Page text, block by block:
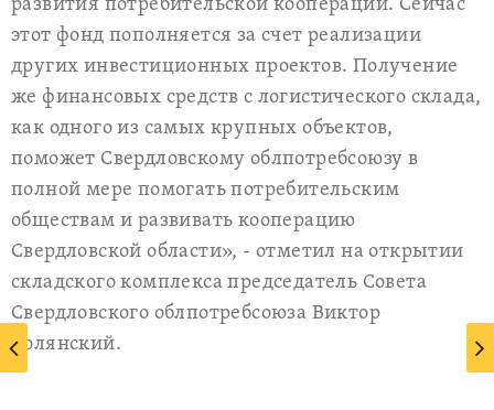
этот фонд пополняется за счет реализации
других инвестиционных проектов. Получение
же финансовых средств с логистического склада,
как одного из самых крупных объектов,
поможет Свердловскому облпотребсоюзу в
полной мере помогать потребительским
обществам и развивать кооперацию
Свердловской области», - отметил на открытии
складского комплекса председатель Совета
Свердловского облпотребсоюза Виктор
Волянский.